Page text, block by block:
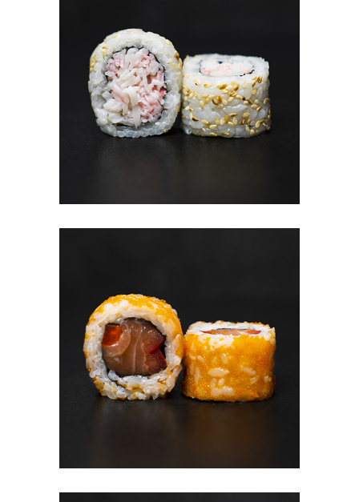
#4 МАК С КРАБОМ (8TK)
В КОРЗИНУ
#5 AKARI (8TK)
В КОРЗИНУ